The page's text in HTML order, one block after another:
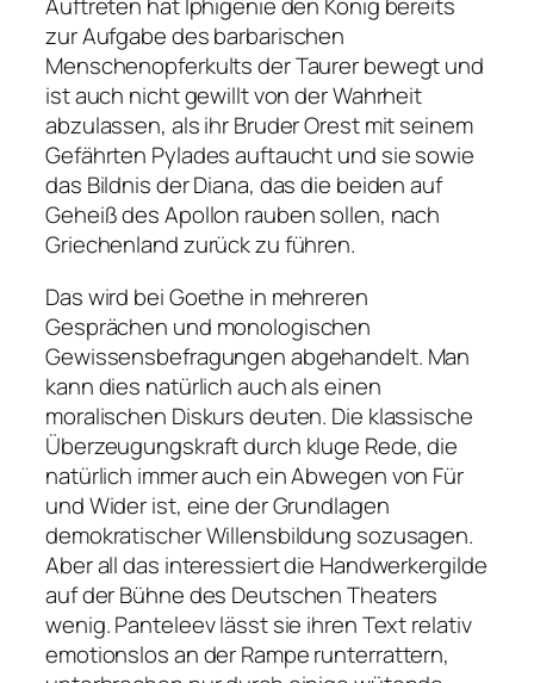
Auftreten hat Iphigenie den König bereits
zur Aufgabe des barbarischen
Menschenopferkults der Taurer bewegt und
ist auch nicht gewillt von der Wahrheit
abzulassen, als ihr Bruder Orest mit seinem
Gefährten Pylades auftaucht und sie sowie
das Bildnis der Diana, das die beiden auf
Geheiß des Apollon rauben sollen, nach
Griechenland zurück zu führen.
Das wird bei Goethe in mehreren
Gesprächen und monologischen
Gewissensbefragungen abgehandelt. Man
kann dies natürlich auch als einen
moralischen Diskurs deuten. Die klassische
Überzeugungskraft durch kluge Rede, die
natürlich immer auch ein Abwegen von Für
und Wider ist, eine der Grundlagen
demokratischer Willensbildung sozusagen.
Aber all das interessiert die Handwerkergilde
auf der Bühne des Deutschen Theaters
wenig. Panteleev lässt sie ihren Text relativ
emotionslos an der Rampe runterrattern,